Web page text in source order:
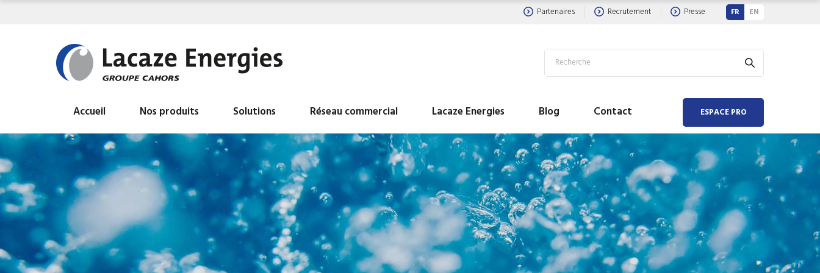
Partenaires Recrutement Presse FR EN
Accueil Nos produits Solutions Réseau commercial Lacaze Energies Blog Contact ESPACE PRO
Tous nos produits
BALLON ECS HYDROGAZ
INDUSTRIELS
BALLON INDUSTRIEL AIR LIBRE
BALLON INDUSTRIEL EAU CHAUDE DE
CHAUFFAGE
BALLON ECS HYDROGAZ
INDUSTRIELS
BALLON INDUSTRIEL AIR
LIBRE
BALLON INDUSTRIEL EAU
CHAUDE DE CHAUFFAGE
BALLON INDUSTRIEL EAU
GLACEE
BALLON INDUSTRIEL TAMPON
D EAU CHAUDE SANITAIRE
Ballons ECS avec réchauffeur